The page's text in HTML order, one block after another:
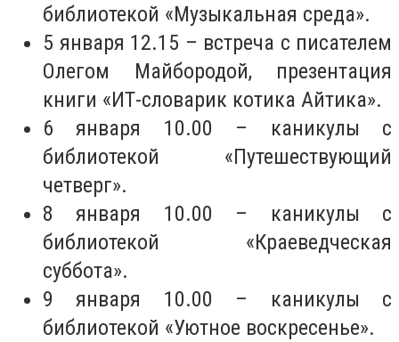
библиотекой «Музыкальная среда».
5 января 12.15 – встреча с писателем
Олегом Майбородой, презентация
книги «ИТ-словарик котика Айтика».
6 января 10.00 – каникулы с
библиотекой «Путешествующий
четверг».
8 января 10.00 – каникулы с
библиотекой «Краеведческая
суббота».
9 января 10.00 – каникулы с
библиотекой «Уютное воскресенье».